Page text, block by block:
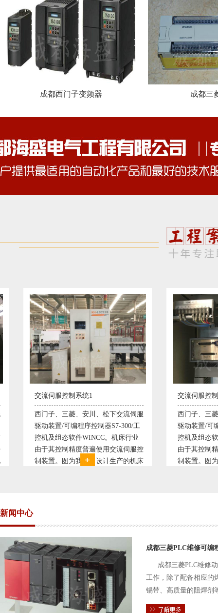
成都西门子变频器 成都三
交流伺服控制系统1
西门子、三菱、安川、松下交流伺服
驱动装置/可编程序控制器S7-300/工
控机及组态软件WINCC。机床行业
由于其控制精度普遍使用交流伺服控
制装置。图为我公司设计生产的机床
交流伺服控制系统
西门子、三菱、
驱动装置/可编程
控机及组态软件
由于其控制精度
制装置。图为我
新闻中心
成都三菱PLC维修可编
成都三菱PLC维修
工作，除了配备相应的
锡带、高质量的阻焊剂
件的电路及通信电缆。